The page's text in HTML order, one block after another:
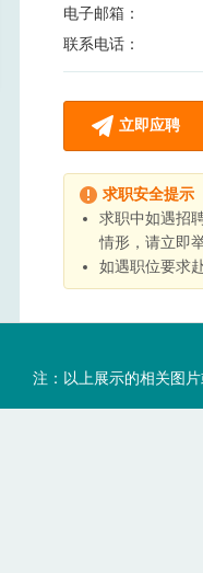
电子邮箱：
联系电话：
立即应聘
求职安全提示
求职中如遇招
情形，请立即
如遇职位要求
注：以上展示的相关图